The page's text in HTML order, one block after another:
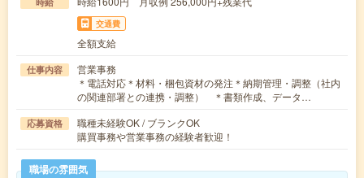
交通費
全額支給
仕事内容
営業事務
＊電話対応＊材料・梱包資材の発注＊納期管理・調整（社内
の関連部署との連携・調整） ＊書類作成、データ…
応募資格
職種未経験OK / ブランクOK
購買事務や営業事務の経験者歓迎！
職場の雰囲気